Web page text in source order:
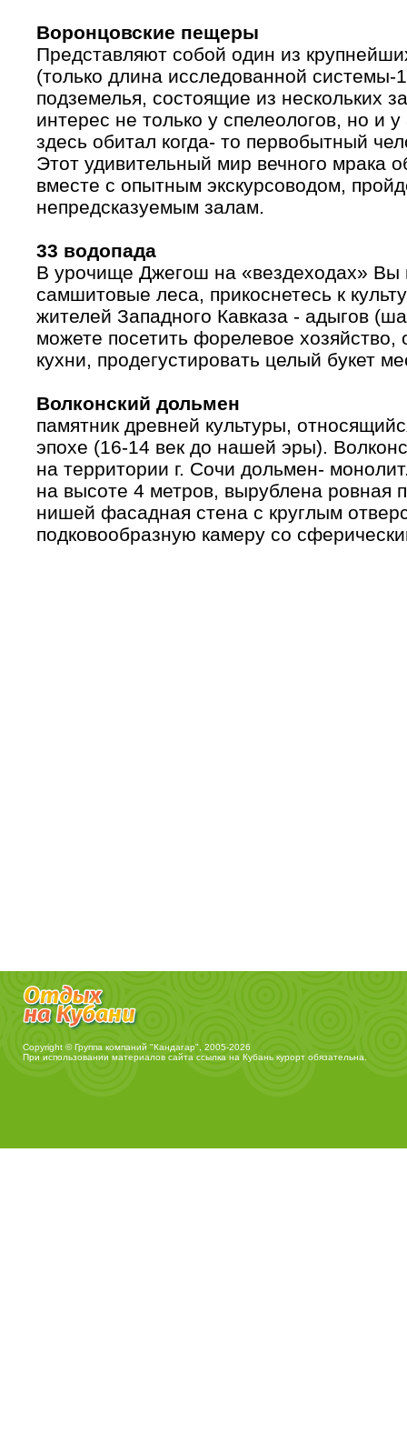
Воронцовские пещеры
Представляют собой один из
(только длина исследованной системы-
подземелья, состоящие из нескольких
интерес не только у спелеологов, но и
здесь обитал когда- то первобытный
Этот удивительный мир вечного мрака
вместе с опытным экскурсоводом,
непредсказуемым залам.
33 водопада
В урочище Джегош на «вездеходах» Вы
самшитовые леса, прикоснетесь к
жителей Западного Кавказа - адыгов
можете посетить форелевое хозяйство,
кухни, продегустировать целый букет
Волконский дольмен
памятник древней культуры,
эпохе (16-14 век до нашей эры).
на территории г. Сочи дольмен-
на высоте 4 метров, вырублена ровная
нишей фасадная стена с круглым
подковообразную камеру со
Copyright © Группа компаний "Кандагар", 2005-2026
При использовании материалов сайта ссылка на Кубань курорт обязательна.